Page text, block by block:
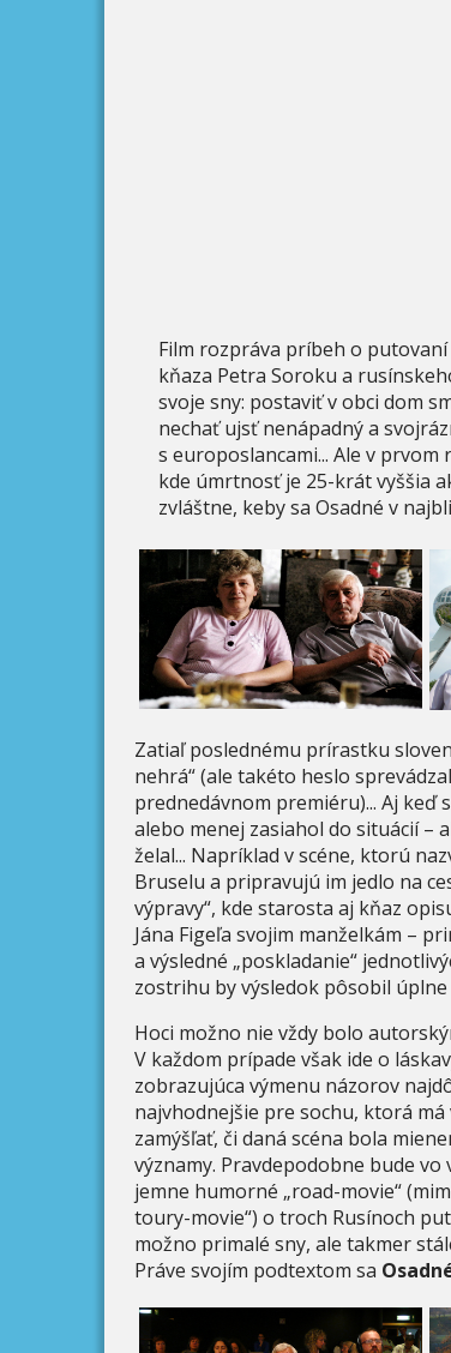
Film rozpráva príbeh o
kňaza Petra Soroku a
svoje sny: postaviť v obci dom
nechať ujsť nenápadný a
s europoslancami... Ale v prvom
kde úmrtnosť je 25-krát vyššia
zvláštne, keby sa Osadné v
Zatiaľ poslednému prírastku
nehrá“ (ale takéto heslo
prednedávnom premiéru)... Aj keď
alebo menej zasiahol do situácií –
želal... Napríklad v scéne, ktorú
Bruselu a pripravujú im jedlo na
výpravy“, kde starosta aj kňaz
Jána Figeľa svojim manželkám –
a výsledné „poskladanie“
zostrihu by výsledok pôsobil
Hoci možno nie vždy bolo
V každom prípade však ide o
zobrazujúca výmenu názorov
najvhodnejšie pre sochu, ktorá
zamýšľať, či daná scéna bola
významy. Pravdepodobne bude
jemne humorné „road-movie“
toury-movie“) o troch Rusínoch
možno primalé sny, ale takmer
Práve svojím podtextom sa